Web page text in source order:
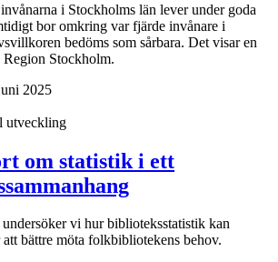
i Stockholms län lever under goda
bor omkring var fjärde invånare i
bedöms som sårbara. Det visar en
Stockholm.
2025
utveckling
om statistik i ett
vi hur biblioteksstatistik kan
bättre möta folkbibliotekens behov.